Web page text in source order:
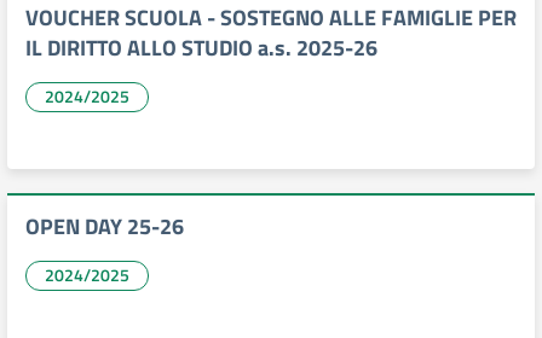
VOUCHER SCUOLA - SOSTEGNO ALLE FAMIGLIE PER
IL DIRITTO ALLO STUDIO a.s. 2025-26
2024/2025
OPEN DAY 25-26
2024/2025